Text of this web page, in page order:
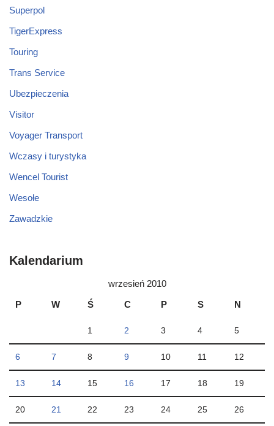
Superpol
TigerExpress
Touring
Trans Service
Ubezpieczenia
Visitor
Voyager Transport
Wczasy i turystyka
Wencel Tourist
Wesołe
Zawadzkie
Kalendarium
wrzesień 2010
P
W Ś C P S N
1 2 3 4 5
6 7 8 9 10 11 12
13 14 15 16 17 18 19
20 21 22 23 24 25 26